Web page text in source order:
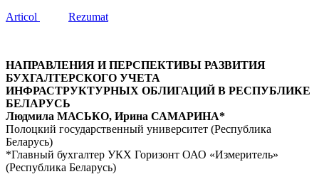
Articol
Rezumat
НАПРАВЛЕНИЯ И ПЕРСПЕКТИВЫ РАЗВИТИЯ
БУХГАЛТЕРСКОГО УЧЕТА
ИНФРАСТРУКТУРНЫХ ОБЛИГАЦИЙ В РЕСПУБЛИКЕ
БЕЛАРУСЬ
Людмила МАСЬКО, Ирина САМАРИНА*
Полоцкий государственный университет (Республика
Беларусь)
*Главный бухгалтер УКХ Горизонт ОАО «Измеритель»
(Республика Беларусь)